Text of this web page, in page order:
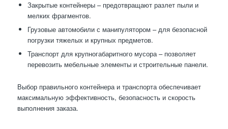
Закрытые контейнеры – предотвращают разлет пыли и
мелких фрагментов.
Грузовые автомобили с манипулятором – для безопасной
погрузки тяжелых и крупных предметов.
Транспорт для крупногабаритного мусора – позволяет
перевозить мебельные элементы и строительные панели.
Выбор правильного контейнера и транспорта обеспечивает
максимальную эффективность, безопасность и скорость
выполнения заказа.